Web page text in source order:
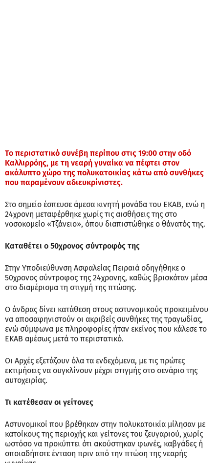
Το περιστατικό συνέβη περίπου στις 19:00 στην οδό
Καλλιρρόης, με τη νεαρή γυναίκα να πέφτει στον
ακάλυπτο χώρο της πολυκατοικίας κάτω από συνθήκες
που παραμένουν αδιευκρίνιστες.
Στο σημείο έσπευσε άμεσα κινητή μονάδα του ΕΚΑΒ, ενώ η
24χρονη μεταφέρθηκε χωρίς τις αισθήσεις της στο
νοσοκομείο «Τζάνειο», όπου διαπιστώθηκε ο θάνατός της.
Καταθέτει ο 50χρονος σύντροφός της
Στην Υποδιεύθυνση Ασφαλείας Πειραιά οδηγήθηκε ο
50χρονος σύντροφος της 24χρονης, καθώς βρισκόταν μέσα
στο διαμέρισμα τη στιγμή της πτώσης.
Ο άνδρας δίνει κατάθεση στους αστυνομικούς προκειμένου
να αποσαφηνιστούν οι ακριβείς συνθήκες της τραγωδίας,
ενώ σύμφωνα με πληροφορίες ήταν εκείνος που κάλεσε το
ΕΚΑΒ αμέσως μετά το περιστατικό.
Οι Αρχές εξετάζουν όλα τα ενδεχόμενα, με τις πρώτες
εκτιμήσεις να συγκλίνουν μέχρι στιγμής στο σενάριο της
αυτοχειρίας.
Τι κατέθεσαν οι γείτονες
Αστυνομικοί που βρέθηκαν στην πολυκατοικία μίλησαν με
κατοίκους της περιοχής και γείτονες του ζευγαριού, χωρίς
ωστόσο να προκύπτει ότι ακούστηκαν φωνές, καβγάδες ή
οποιαδήποτε ένταση πριν από την πτώση της νεαρής